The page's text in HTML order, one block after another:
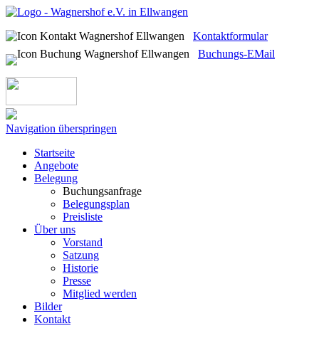
Kontaktformular
Buchungs-EMail
Navigation überspringen
Startseite
Angebote
Belegung
Buchungsanfrage
Belegungsplan
Preisliste
Über uns
Vorstand
Satzung
Historie
Presse
Mitglied werden
Bilder
Kontakt